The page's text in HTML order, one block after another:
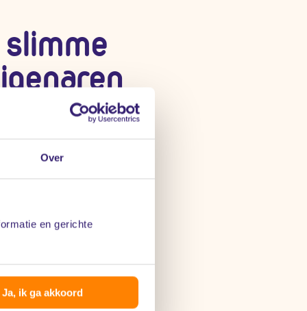
Over
en gerichte
Ja, ik ga akkoord
en fiscaal advies